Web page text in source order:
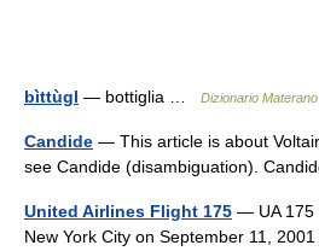
bìttùgl — bottiglia … Dizionario Materano
Candide — This article is about
see Candide (disambiguation).
United Airlines Flight 175 — UA 175
New York City on September 11,